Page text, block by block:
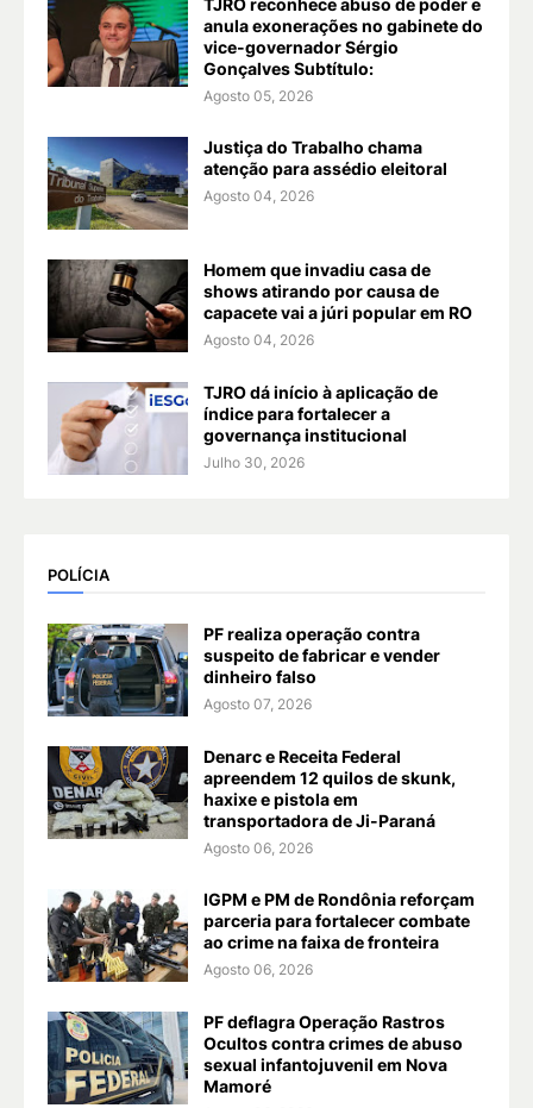
anula exonerações no gabinete do
vice-governador Sérgio
Gonçalves Subtítulo:
Agosto 05, 2026
Justiça do Trabalho chama
atenção para assédio eleitoral
Agosto 04, 2026
Homem que invadiu casa de
shows atirando por causa de
capacete vai a júri popular em RO
Agosto 04, 2026
TJRO dá início à aplicação de
índice para fortalecer a
governança institucional
Julho 30, 2026
POLÍCIA
PF realiza operação contra
suspeito de fabricar e vender
dinheiro falso
Agosto 07, 2026
Denarc e Receita Federal
apreendem 12 quilos de skunk,
haxixe e pistola em
transportadora de Ji-Paraná
Agosto 06, 2026
IGPM e PM de Rondônia reforçam
parceria para fortalecer combate
ao crime na faixa de fronteira
Agosto 06, 2026
PF deflagra Operação Rastros
Ocultos contra crimes de abuso
sexual infantojuvenil em Nova
Mamoré